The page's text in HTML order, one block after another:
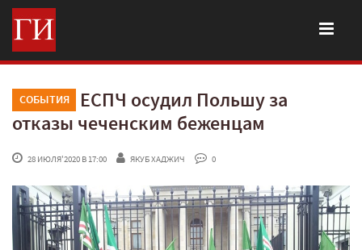
СОБЫТИЯ
ЕСПЧ осудил Польшу за
отказы чеченским беженцам
28 ИЮЛЯ'2020 В 17:00 ЯКУБ ХАДЖИЧ 0